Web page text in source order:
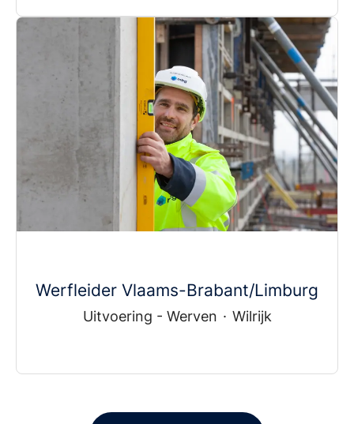
Werfleider Vlaams-Brabant/Limburg
Uitvoering - Werven · Wilrijk